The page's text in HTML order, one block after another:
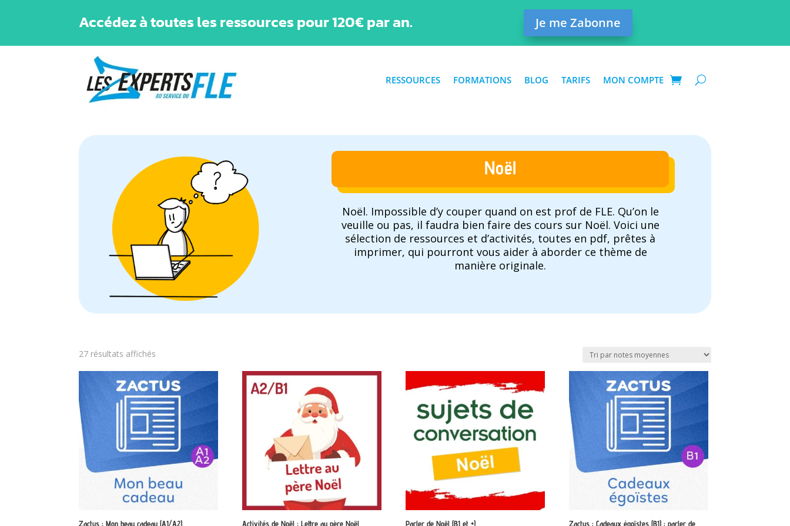
Accédez à toutes les ressources pour 120€ par an. Je me Zabonne
RESSOURCES FORMATIONS BLOG TARIFS MON COMPTE
Noël
Noël. Impossible d’y couper quand on est prof de FLE. Qu’on le
veuille ou pas, il faudra bien faire des cours sur Noël. Voici une
sélection de ressources et d’activités, toutes en pdf, prêtes à
imprimer, qui pourront vous aider à aborder ce thème de
manière originale.
27 résultats affichés
note
moyenne
Zactus : Mon beau cadeau (A1/A2)
Activités de Noël : Lettre au père Noël
Parler de Noël (B1 et +)
Zactus : Cadeaux égoïstes (B1) : parler de